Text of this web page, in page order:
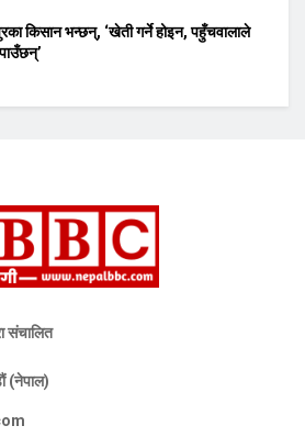
किसान भन्छन्, ‘खेती गर्ने होइन, पहुँचवालाले
संचालित
(नेपाल)